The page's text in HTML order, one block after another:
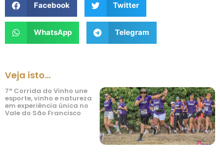
Facebook
Twitter
WhatsApp Telegram
Veja isto...
7ª Corrida do Vinho une
esporte, vinho e natureza
em experiência única no
Vale do São Francisco